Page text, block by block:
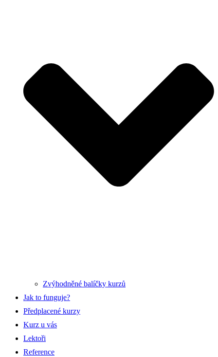
Zvýhodněné balíčky kurzů
Jak to funguje?
Předplacené kurzy
Kurz u vás
Lektoři
Reference